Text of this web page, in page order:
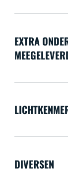
EXTRA
DIVERSEN